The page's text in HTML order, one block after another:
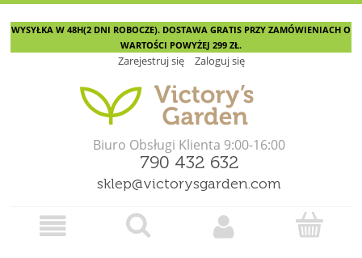
WYSYŁKA W 48H(2 DNI ROBOCZE). DOSTAWA GRATIS PRZY ZAMÓWIENIACH O
WARTOŚCI POWYŻEJ 299 ZŁ.
Zarejestruj się Zaloguj się
Biuro Obsługi Klienta 9:00-16:00
790 432 632
sklep@victorysgarden.com